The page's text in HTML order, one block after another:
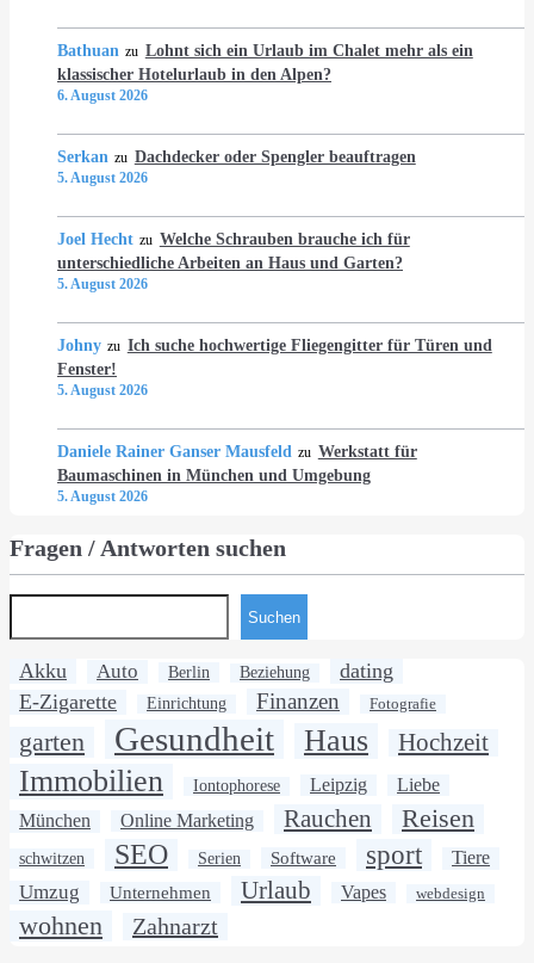
Bathuan zu Lohnt sich ein Urlaub im Chalet mehr als ein
klassischer Hotelurlaub in den Alpen?
6. August 2026
Serkan zu Dachdecker oder Spengler beauftragen
5. August 2026
Joel Hecht zu Welche Schrauben brauche ich für
unterschiedliche Arbeiten an Haus und Garten?
5. August 2026
Johny zu Ich suche hochwertige Fliegengitter für Türen und
Fenster!
5. August 2026
Daniele Rainer Ganser Mausfeld zu Werkstatt für
Baumaschinen in München und Umgebung
5. August 2026
Fragen / Antworten suchen
Suchen
Akku Auto Berlin Beziehung
dating
E-Zigarette
Einrichtung Finanzen Fotografie
garten Gesundheit Haus Hochzeit
Immobilien Iontophorese Leipzig Liebe
München Online Marketing Rauchen Reisen
schwitzen SEO Serien Software sport Tiere
Umzug Unternehmen Urlaub Vapes webdesign
wohnen Zahnarzt